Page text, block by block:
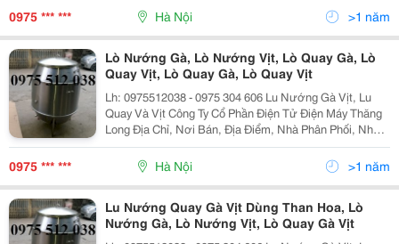
Lò Nướng Vịt, Chum Quay Vịt, Chum Nướn
0975 *** *** Hà Nội >1 năm
Lò Nướng Gà, Lò Nướng Vịt, Lò Quay Gà, Lò
Quay Vịt, Lò Quay Gà, Lò Quay Vịt
Lh: 0975512038 - 0975 304 606 Lu Nướng Gà Vịt, Lu
Quay Và Vịt Công Ty Cổ Phần Điện Tử Điện Máy Thăng
Long Địa Chỉ, Nơi Bán, Địa Điểm, Nhà Phân Phối, Nhà
Cung Cấp, Bán Buôn, Bán Lẻ Lu Nướng Vịt Lò Quay Vịt,
Lò Nướng Vịt, Chum Quay Vịt, Chum Nướn
0975 *** *** Hà Nội >1 năm
Lu Nướng Quay Gà Vịt Dùng Than Hoa, Lò
Nướng Gà, Lò Nướng Vịt, Lò Quay Gà Vịt